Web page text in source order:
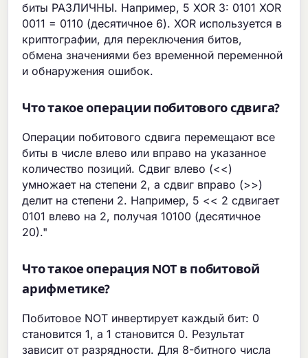
биты РАЗЛИЧНЫ. Например, 5 XOR 3: 0101 XOR
0011 = 0110 (десятичное 6). XOR используется в
криптографии, для переключения битов,
обмена значениями без временной переменной
и обнаружения ошибок.
Что такое операции побитового сдвига?
Операции побитового сдвига перемещают все
биты в числе влево или вправо на указанное
количество позиций. Сдвиг влево (<<)
умножает на степени 2, а сдвиг вправо (>>)
делит на степени 2. Например, 5 << 2 сдвигает
0101 влево на 2, получая 10100 (десятичное
20)."
Что такое операция NOT в побитовой
арифметике?
Побитовое NOT инвертирует каждый бит: 0
становится 1, а 1 становится 0. Результат
зависит от разрядности. Для 8-битного числа